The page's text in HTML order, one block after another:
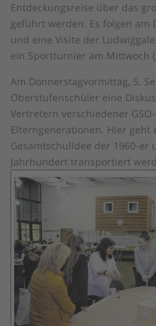
Entdeckungsreise über das
geführt werden. Es folgen am
und eine Visite der
ein Sportturnier am Mittwoch
Am Donnerstagvormittag, 5.
Oberstufenschüler eine
Vertretern verschiedener
Elterngenerationen. Hier geht
GesamtschulIdee der 1960-er
Jahrhundert transportiert